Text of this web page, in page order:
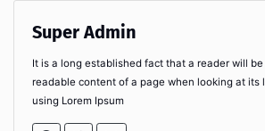
Super Admin
It is a long established fact that a reader will
readable content of a page when looking at its
using Lorem Ipsum